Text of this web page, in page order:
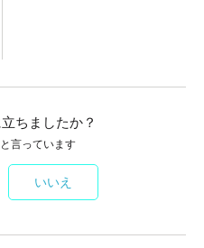
ちましたか？
言っています
いいえ